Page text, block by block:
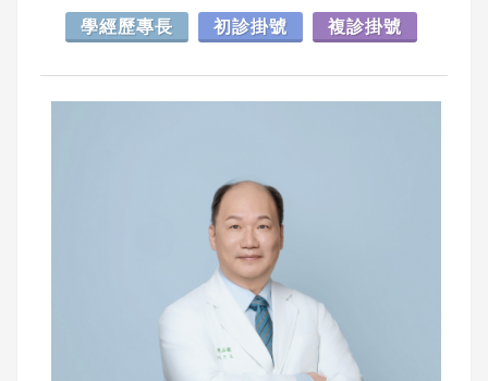
學經歷專長 初診掛號 複診掛號